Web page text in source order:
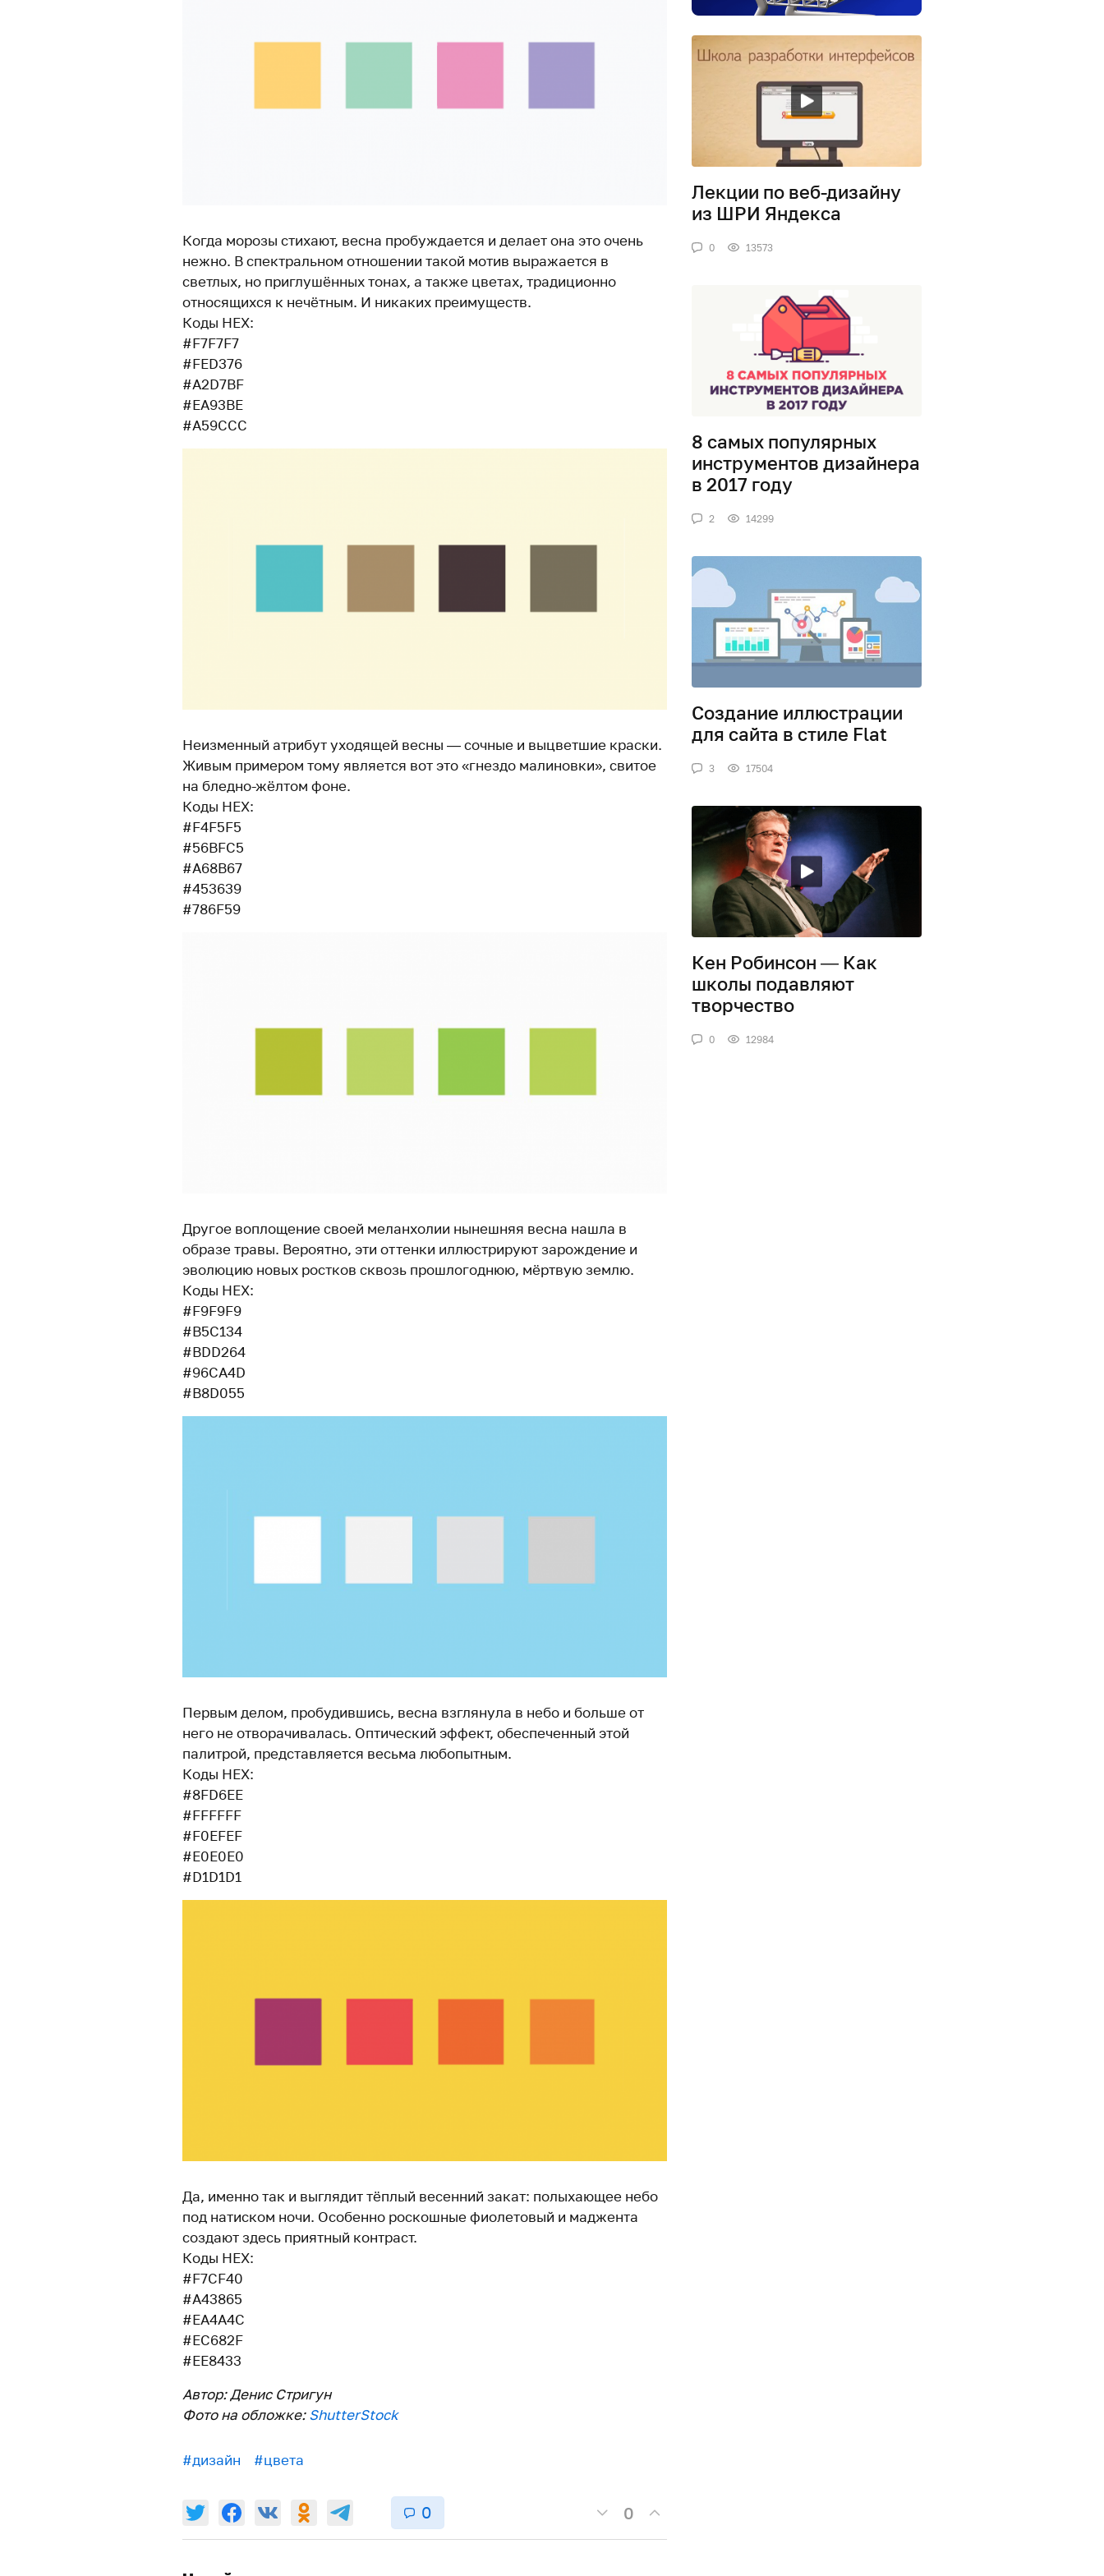
Когда морозы стихают, весна пробуждается и делает она это очень
нежно. В спектральном отношении такой мотив выражается в
светлых, но приглушённых тонах, а также цветах, традиционно
относящихся к нечётным. И никаких преимуществ.
Коды HEX:
#F7F7F7
#FED376
#A2D7BF
#EA93BE
#A59CCC
Неизменный атрибут уходящей весны — сочные и выцветшие краски.
Живым примером тому является вот это «гнездо малиновки», свитое
на бледно-жёлтом фоне.
Коды HEX:
#F4F5F5
#56BFC5
#A68B67
#453639
#786F59
Другое воплощение своей меланхолии нынешняя весна нашла в
образе травы. Вероятно, эти оттенки иллюстрируют зарождение и
эволюцию новых ростков сквозь прошлогоднюю, мёртвую землю.
Коды HEX:
#F9F9F9
#B5C134
#BDD264
#96CA4D
#B8D055
Первым делом, пробудившись, весна взглянула в небо и больше от
него не отворачивалась. Оптический эффект, обеспеченный этой
палитрой, представляется весьма любопытным.
Коды HEX:
#8FD6EE
#FFFFFF
#F0EFEF
#E0E0E0
#D1D1D1
Да, именно так и выглядит тёплый весенний закат: полыхающее небо
под натиском ночи. Особенно роскошные фиолетовый и маджента
создают здесь приятный контраст.
Коды HEX:
#F7CF40
#A43865
#EA4A4C
#EC682F
#EE8433
Автор: Денис Стригун
Фото на обложке:ShutterStock
#дизайн #цвета
0 0
Лекции по веб-дизайну
из ШРИ Яндекса
0 13573
8 самых популярных
инструментов дизайнера
в 2017 году
2 14299
Создание иллюстрации
для сайта в стиле Flat
3 17504
Кен Робинсон — Как
школы подавляют
творчество
0 12984